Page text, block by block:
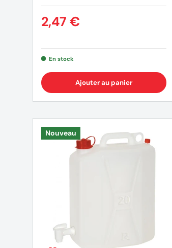
2,47 €
En stock
Ajouter au panier
Nouveau